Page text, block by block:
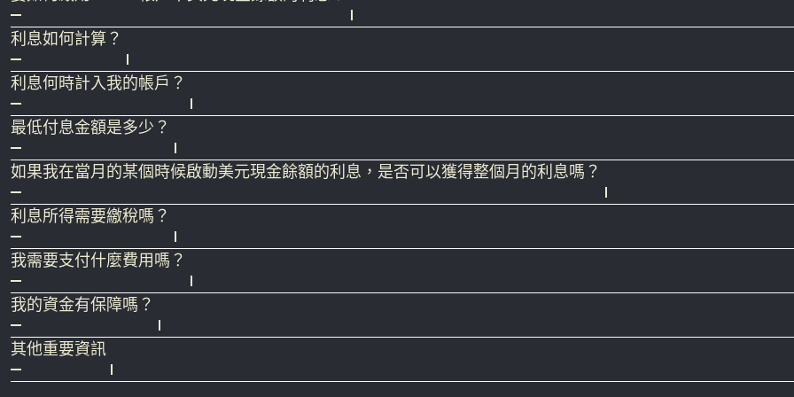
1.登錄eToro 帳戶。（還沒有帳戶？在此註冊）。
2. 確保您的帳戶餘額達到所需餘額總額要求。
3. 進入eToro 俱樂部儀錶板。向下滾動至「餘額利息」，然後從「禁用」切換至「激活」。
利息如何計算？
雖然利率是以年計算，但實際上是每日計算、每月支付。每日都會計算帳戶餘額可產生的利息。此金額將乘以
月底計算，並在下個月的第 5 個工作天之前自動支付。
利息何時計入我的帳戶？
利息不遲于格林尼治標準時間次月的第5個工作日清晨自動支付。
最低付息金額是多少？
最低付息金額為 0.01 美元。
如果我在當月的某個時候啟動美元現金餘額的利息，是否可以獲得整個月的利息嗎？
不能。利息從用戶實際選擇加入的那一天開始，只要用戶符合資格並擁有賺取利息所需的餘額總額。
利息所得需要繳稅嗎？
應繳稅款取決於您居住國的相關規定。您需承擔所有與接受 eToro 支付利息有關的適用稅項。在某些司法管轄
相關稅務機關。
我需要支付什麼費用嗎？
利息收入不收取額外費用。
我的資金有保障嗎？
我們是一家受監管的公司，需要根據具體的客戶資金法規保護您的資金。eToro（歐洲）有限公司是投資者賠償
歐元。此外，在某些情況下，您存入符合條件的歐洲銀行的資金由存款擔保計畫 (
eToro (UK) Ltd 受金融服務賠償計劃 (Financial Services Compensation Scheme, FSCS) 的保障。若 eToro
其他重要資訊
如發現任何客戶違反任何適用的政策、規則和/或法規，eToro 有權拒絕任何客戶加入餘額生息計畫和/或取消